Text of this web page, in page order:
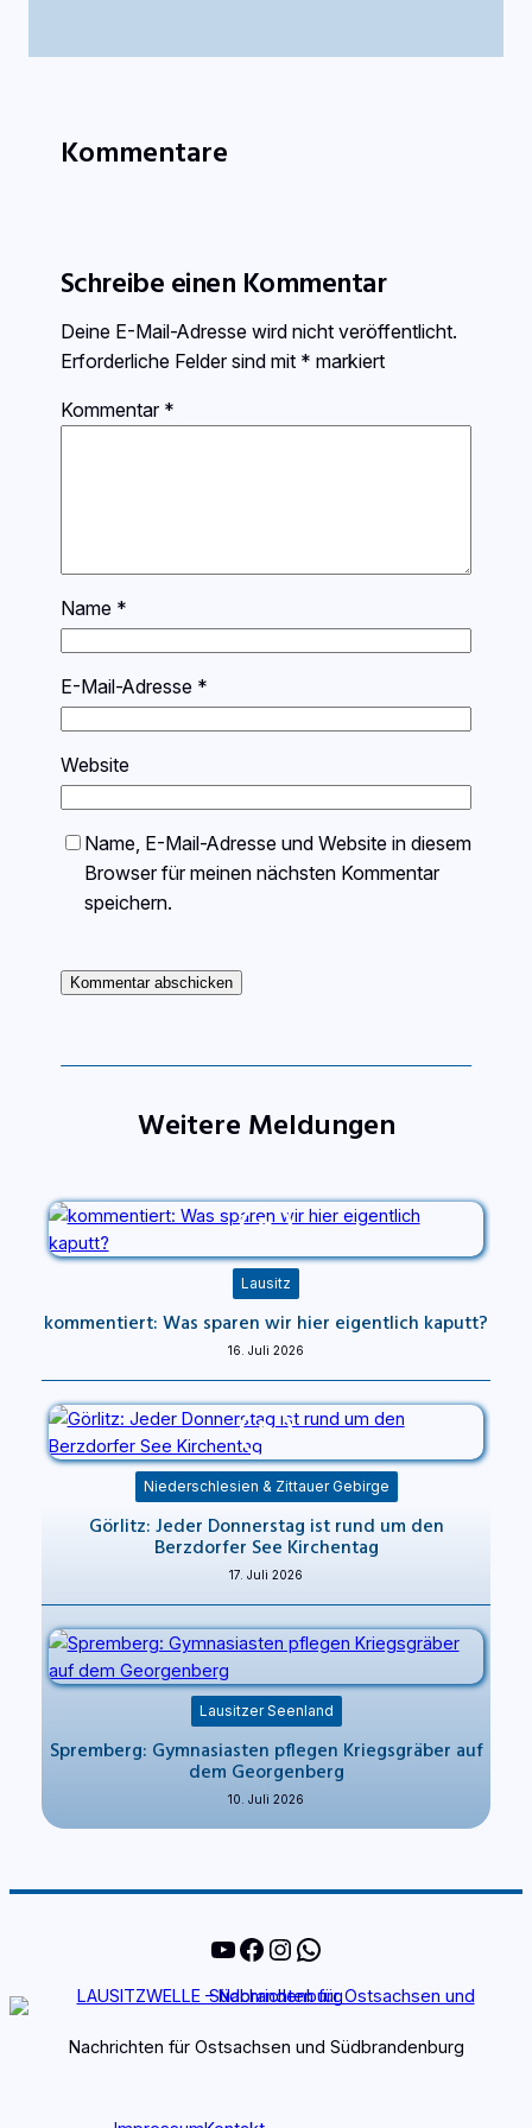
Kommentare
Schreibe einen Kommentar
Deine E-Mail-Adresse wird nicht veröffentlicht.
Erforderliche Felder sind mit * markiert
Kommentar *
Name *
E-Mail-Adresse *
Website
Name, E-Mail-Adresse und Website in diesem
Browser für meinen nächsten Kommentar
speichern.
Weitere Meldungen
Lausitz
kommentiert: Was sparen wir hier eigentlich kaputt?
16. Juli 2026
Niederschlesien & Zittauer Gebirge
Görlitz: Jeder Donnerstag ist rund um den
Berzdorfer See Kirchentag
17. Juli 2026
Lausitzer Seenland
Spremberg: Gymnasiasten pflegen Kriegsgräber auf
dem Georgenberg
10. Juli 2026
YouTube
Facebook
Instagram
WhatsApp
Nachrichten für Ostsachsen und Südbrandenburg